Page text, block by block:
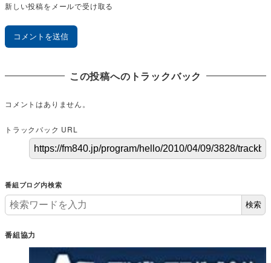
新しい投稿をメールで受け取る
この投稿へのトラックバック
コメントはありません。
トラックバック URL
番組ブログ内検索
検索
番組協力